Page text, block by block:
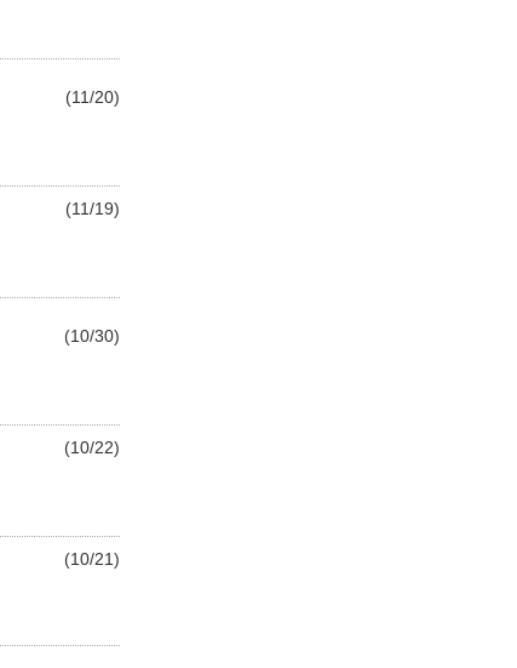
(11/20)
(11/19)
(10/30)
(10/22)
(10/21)